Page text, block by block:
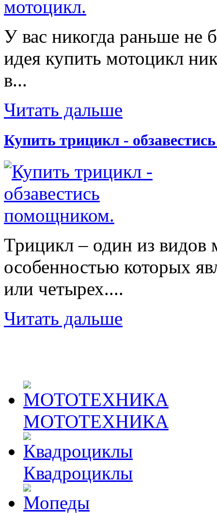
У вас никогда раньше не
идея купить мотоцикл
в...
Читать дальше
Купить трицикл -
Трицикл – один из видов
особенностью которых
или четырех....
Читать дальше
МОТОТЕХНИКА
Квадроциклы